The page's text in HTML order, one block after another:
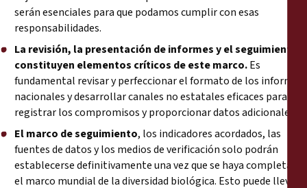
serán esenciales para que podamos cumplir con esas
responsabilidades.
La revisión, la presentación de informes y el seguimiento
constituyen elementos críticos de este marco.Es
fundamental revisar y perfeccionar el formato de los informes
nacionales y desarrollar canales no estatales eficaces para
registrar los compromisos y proporcionar datos adicionales.
El marco de seguimiento, los indicadores acordados, las
fuentes de datos y los medios de verificación solo podrán
establecerse definitivamente una vez que se haya completado
el marco mundial de la diversidad biológica. Esto puede llevar